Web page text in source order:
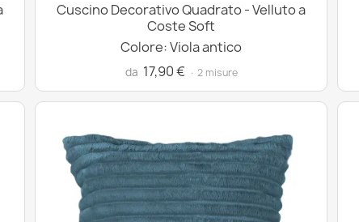
Cuscino Decorativo Quadrato - Velluto a
Coste Soft
Colore: Viola antico
da 17,90 € · 2 misure